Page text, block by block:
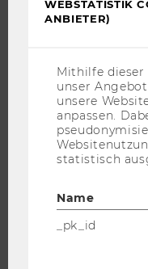
FORSCHENDE
UNIVERSITÄT
ORGANISATION
WEBSTATISTIK
ANBIETER)
Mithilfe dieser
unser
unsere
anpassen.
statistisch
Name
_pk_id